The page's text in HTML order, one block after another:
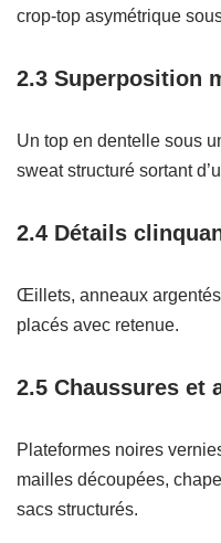
crop-top asymétrique
2.3 Superposition
Un top en dentelle sous
sweat structuré sortant
2.4 Détails
Œillets, anneaux
placés avec retenue.
2.5 Chaussures et
Plateformes noires
mailles découpées,
sacs structurés.